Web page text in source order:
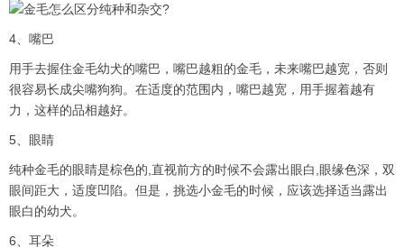
4、嘴巴
用手去握住金毛幼犬的嘴巴，嘴巴越粗的金毛，未来嘴巴越宽，否则
很容易长成尖嘴狗狗。在适度的范围内，嘴巴越宽，用手握着越有
力，这样的品相越好。
5、眼睛
纯种金毛的眼睛是棕色的,直视前方的时候不会露出眼白,眼缘色深，双
眼间距大，适度凹陷。但是，挑选小金毛的时候，应该选择适当露出
眼白的幼犬。
6、耳朵